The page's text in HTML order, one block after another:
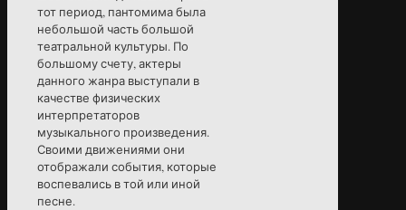
тот период, пантомима была
небольшой часть большой
театральной культуры. По
большому счету, актеры
данного жанра выступали в
качестве физических
интерпретаторов
музыкального произведения.
Своими движениями они
отображали события, которые
воспевались в той или иной
песне.